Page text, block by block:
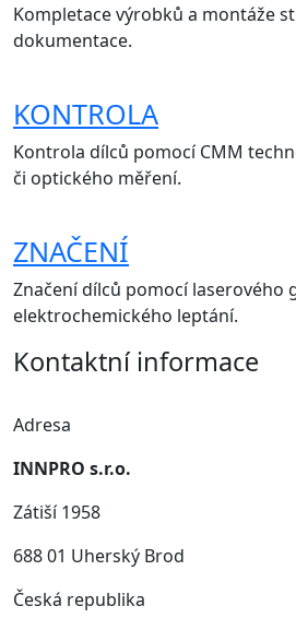
Kompletace výrobků a montáže
dokumentace.
KONTROLA
Kontrola dílců pomocí CMM
či optického měření.
ZNAČENÍ
Značení dílců pomocí laserového
elektrochemického leptání.
Kontaktní informace
Adresa
INNPRO s.r.o.
Zátiší 1958
688 01 Uherský Brod
Česká republika